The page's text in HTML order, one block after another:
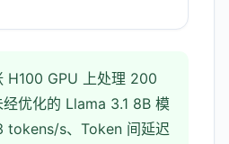
H100 GPU 上处理 200
优化的 Llama 3.1 8B 模
tokens/s、Token 间延迟